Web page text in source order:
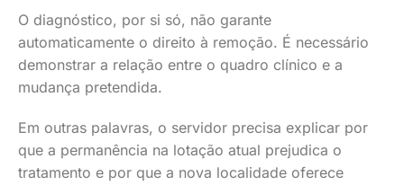
O diagnóstico, por si só, não garante
automaticamente o direito à remoção. É necessário
demonstrar a relação entre o quadro clínico e a
mudança pretendida.
Em outras palavras, o servidor precisa explicar por
que a permanência na lotação atual prejudica o
tratamento e por que a nova localidade oferece